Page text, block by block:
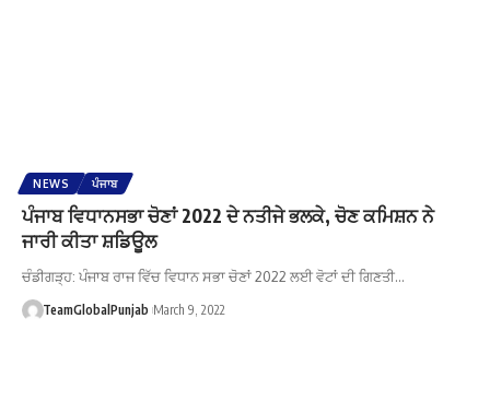
NEWS ਪੰਜਾਬ
ਪੰਜਾਬ ਵਿਧਾਨਸਭਾ ਚੋਣਾਂ 2022 ਦੇ ਨਤੀਜੇ ਭਲਕੇ, ਚੋਣ ਕਮਿਸ਼ਨ ਨੇ
ਜਾਰੀ ਕੀਤਾ ਸ਼ਡਿਊਲ
ਚੰਡੀਗੜ੍ਹ: ਪੰਜਾਬ ਰਾਜ ਵਿੱਚ ਵਿਧਾਨ ਸਭਾ ਚੋਣਾਂ 2022 ਲਈ ਵੋਟਾਂ ਦੀ ਗਿਣਤੀ…
TeamGlobalPunjab March 9, 2022